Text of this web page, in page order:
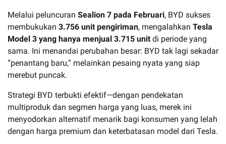
Melalui peluncuran Sealion 7 pada Februari, BYD sukses
membukukan 3.756 unit pengiriman, mengalahkan Tesla
Model 3 yang hanya menjual 3.715 unit di periode yang
sama. Ini menandai perubahan besar: BYD tak lagi sekadar
“penantang baru,” melainkan pesaing nyata yang siap
merebut puncak.
Strategi BYD terbukti efektif—dengan pendekatan
multiproduk dan segmen harga yang luas, merek ini
menyodorkan alternatif menarik bagi konsumen yang lelah
dengan harga premium dan keterbatasan model dari Tesla.